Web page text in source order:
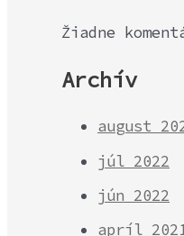
Žiadne
Archív
august
júl 2022
jún 2022
apríl